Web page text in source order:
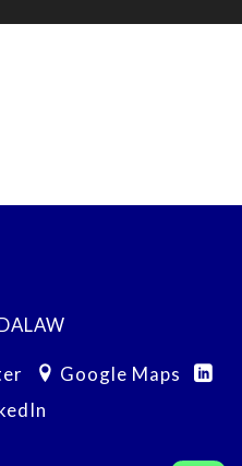
Google Maps